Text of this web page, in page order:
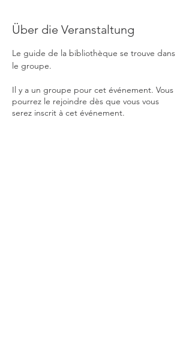
Über die Veranstaltung
Le guide de la bibliothèque se trouve dans
le groupe.
Il y a un groupe pour cet événement. Vous
pourrez le rejoindre dès que vous vous
serez inscrit à cet événement.